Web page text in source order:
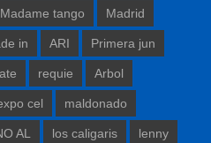
Madame tango Madrid
in ARI Primera jun
requie Arbol
cel maldonado
AL los caligaris lenny